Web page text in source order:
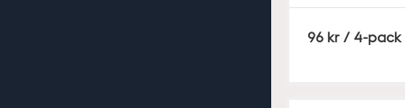
96 S / 4-pack